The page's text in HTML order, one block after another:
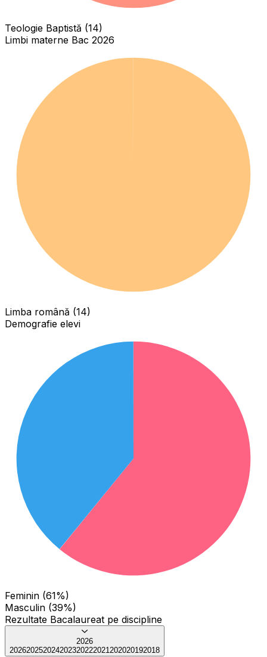
Teologie Baptistă (14)
Limbi materne Bac 2026
Limba română (14)
Demografie elevi
Feminin (61%)
Masculin (39%)
Rezultate Bacalaureat pe discipline
2026
202620252024202320222021 202020192018